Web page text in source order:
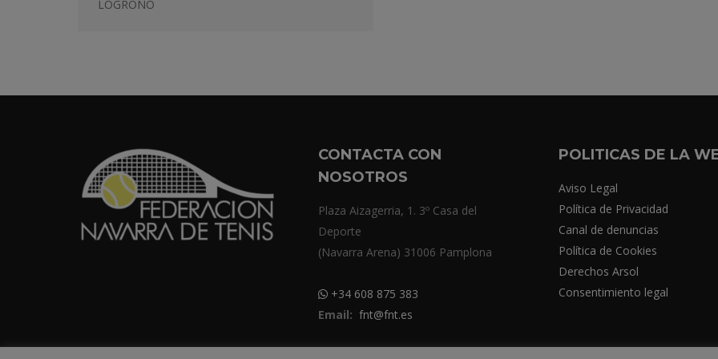
LOGROÑO
CONTACTA CON
NOSOTROS
Plaza Aizagerria, 1. 3º Casa del
Deporte
(Navarra Arena) 31006 Pamplona
+34 608 875 383
Email: fnt@fnt.es
POLITICAS DE LA
Aviso Legal
Política de Privacidad
Canal de denuncias
Política de Cookies
Derechos Arsol
Consentimiento legal